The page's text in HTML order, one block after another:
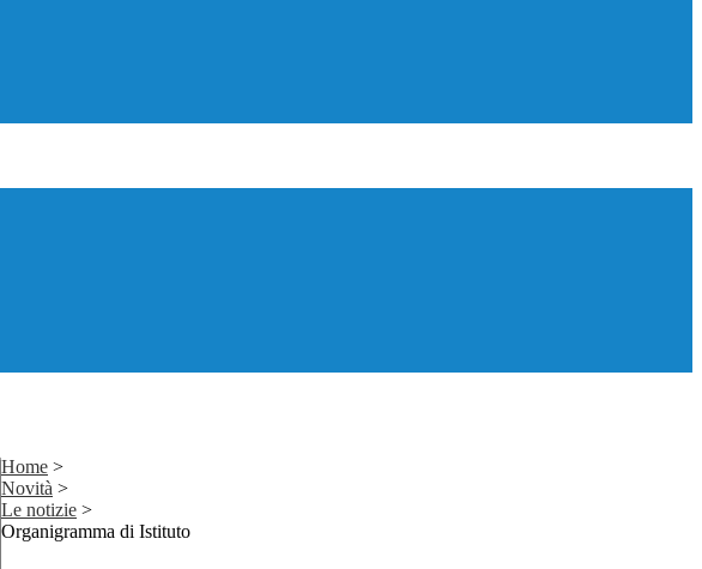
Home >
Novità >
Le notizie >
Organigramma di Istituto